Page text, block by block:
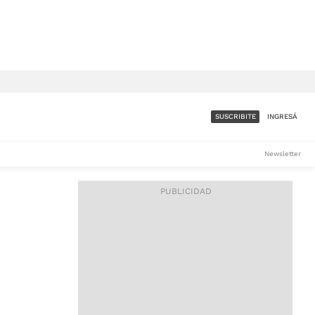
ACCESO FULL - $1.800/MES
SUSCRIBITE INGRESÁ
Newsletter